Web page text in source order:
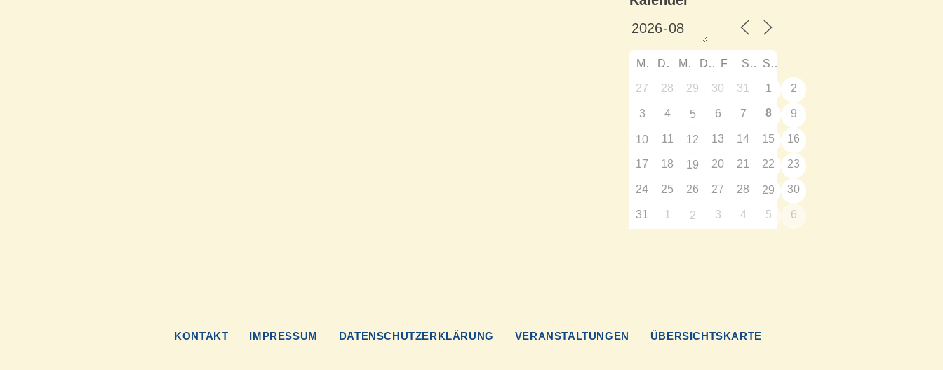
M D M D F S S
27 28 29 30 31 1 2
3 4 5 6 7 8 9
10 11 12 13 14 15 16
17 18 19 20 21 22 23
24 25 26 27 28 29 30
31 1 2 3 4 5 6
KONTAKT IMPRESSUM DATENSCHUTZERKLÄRUNG VERANSTALTUNGEN ÜBERSICHTSKARTE